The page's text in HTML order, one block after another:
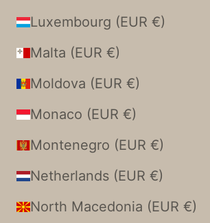
Luxembourg (EUR €)
Malta (EUR €)
Moldova (EUR €)
Monaco (EUR €)
Montenegro (EUR €)
Netherlands (EUR €)
North Macedonia (EUR €)